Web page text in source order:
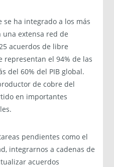
se ha integrado a los más
una extensa red de
acuerdos de libre
representan el 94% de las
del 60% del PIB global.
de cobre del
en importantes
pendientes como el
integrarnos a cadenas de
acuerdos